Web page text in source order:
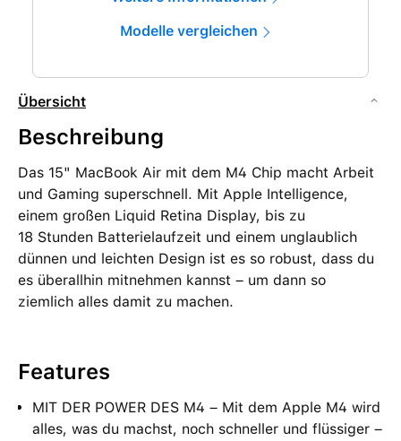
Modelle vergleichen
Übersicht
Beschreibung
Das 15" MacBook Air mit dem M4 Chip macht Arbeit
und Gaming superschnell. Mit Apple Intelligence,
einem großen Liquid Retina Display, bis zu
18 Stunden Batterielaufzeit und einem unglaublich
dünnen und leichten Design ist es so robust, dass du
es überallhin mitnehmen kannst – um dann so
ziemlich alles damit zu machen.
Features
MIT DER POWER DES M4 – Mit dem Apple M4 wird
alles, was du machst, noch schneller und flüssiger –